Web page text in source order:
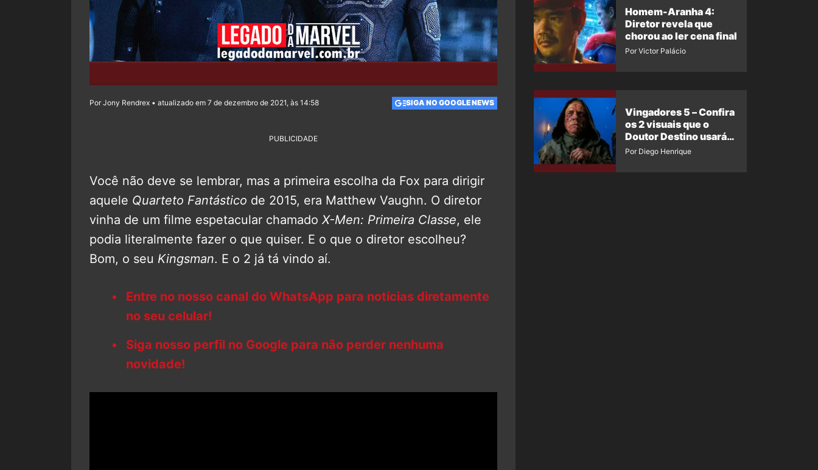
Por Jony Rendrex • atualizado em 7 de dezembro de 2021, às 14:58 SIGA NO GOOGLE NEWS
PUBLICIDADE
Você não deve se lembrar, mas a primeira escolha da Fox para dirigir
aquele Quarteto Fantástico de 2015, era Matthew Vaughn. O diretor
vinha de um filme espetacular chamado X-Men: Primeira Classe, ele
podia literalmente fazer o que quiser. E o que o diretor escolheu?
Bom, o seu Kingsman. E o 2 já tá vindo aí.
Entre no nosso canal do WhatsApp para notícias diretamente
no seu celular!
Siga nosso perfil no Google para não perder nenhuma
novidade!
Homem-Aranha 4:
Diretor revela que
chorou ao ler cena final
Por Victor Palácio
Vingadores 5 – Confira
os 2 visuais que o
Doutor Destino usará
no filme
Por Diego Henrique